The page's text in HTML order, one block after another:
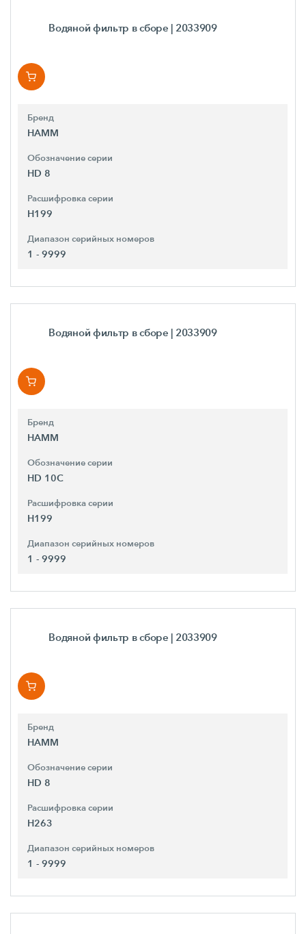
Водяной фильтр в сборе | 2033909
Бренд
HAMM
Обозначение серии
HD 8
Расшифровка серии
H199
Диапазон серийных номеров
1 - 9999
Водяной фильтр в сборе | 2033909
Бренд
HAMM
Обозначение серии
HD 10C
Расшифровка серии
H199
Диапазон серийных номеров
1 - 9999
Водяной фильтр в сборе | 2033909
Бренд
HAMM
Обозначение серии
HD 8
Расшифровка серии
H263
Диапазон серийных номеров
1 - 9999